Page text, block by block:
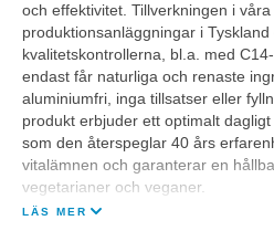
och effektivitet. Tillverkningen i våra
produktionsanläggningar i
kvalitetskontrollerna, bl.a. med
endast får naturliga och renaste
aluminiumfri, inga tillsatser eller
produkt erbjuder ett optimalt
som den återspeglar 40 års
vitalämnen och garanterar en
vegetarianer och veganer.
LÄS MER